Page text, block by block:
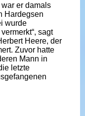
er damals
Hardegsen
wurde
sagt
Heere, der
Zuvor hatte
Mann in
letzte